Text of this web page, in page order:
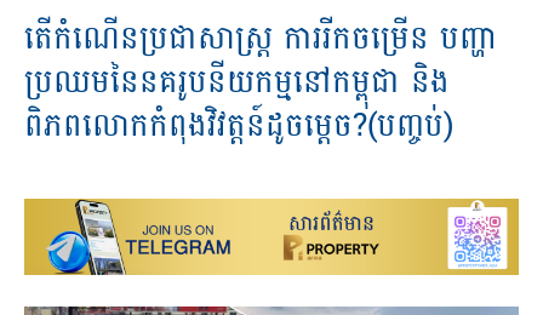
តើកំណើនប្រជាសាស្រ្ត ការរីកចម្រើន បញ្ហា
ប្រឈមនៃនគរូបនីយកម្មនៅកម្ពុជា និង
ពិភពលោកកំពុងវិវត្តន៍ដូចម្តេច?(បញ្ចប់)